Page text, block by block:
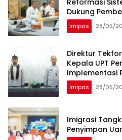
Reformasi
Dukung
DPR RI
Imipas 28/05/
Direktur
Kepala UPT
Implementasi
Menimipas
Imipas 28/05/
Imigrasi
Penyimpan